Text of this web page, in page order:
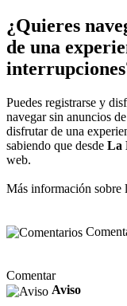
¿Quieres
de una
Puedes registrarse y
navegar sin anuncios
disfrutar de una
sabiendo que desde La
web.
Más información sobre
Comentar
Aviso